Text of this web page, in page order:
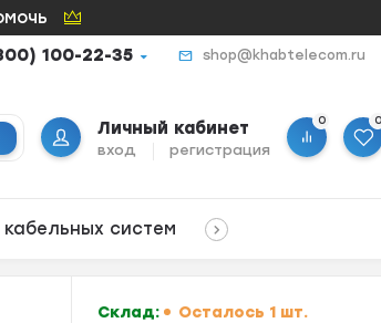
100-22-35 shop@khabtelecom.ru
Личный кабинет
вход регистрация
0 0
систем
Склад: Осталось 1 шт.